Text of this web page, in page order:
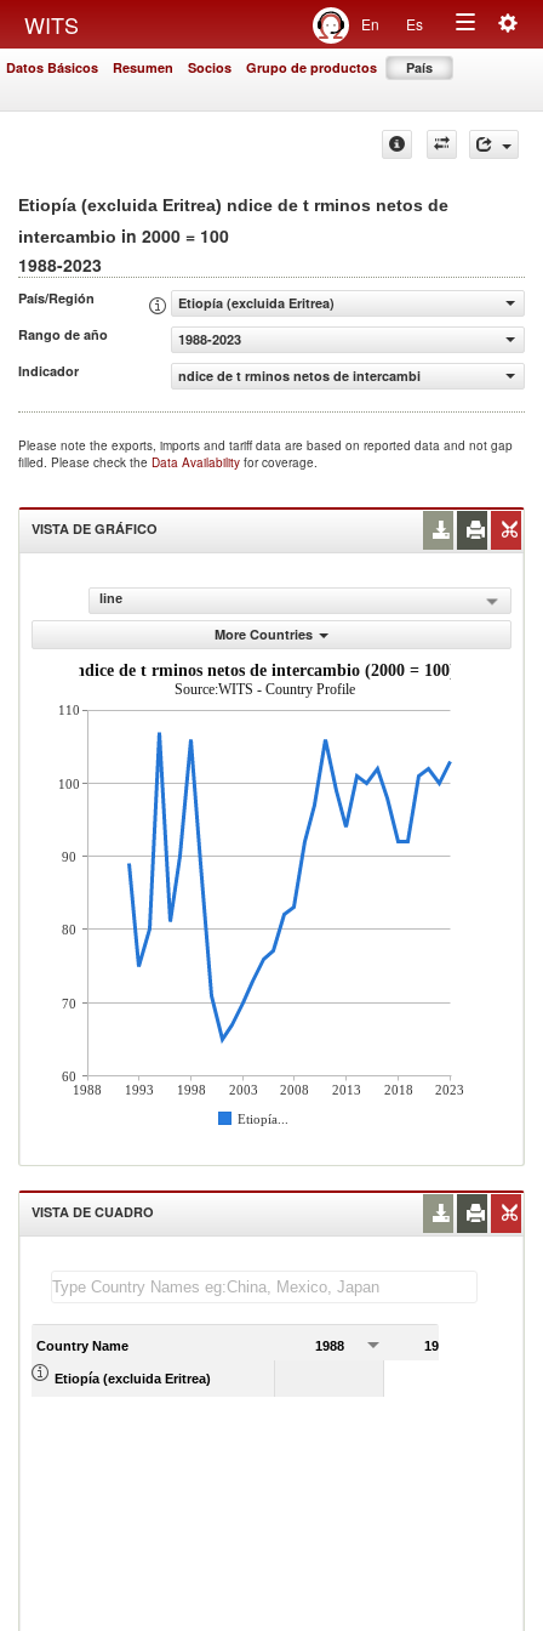
WITS En Es
Toggle
Datos Básicos Resumen Socios Grupo de productos País
Etiopía (excluida Eritrea) ndice de t rminos netos de
intercambio in 2000 = 100
1988-2023
País/Región
Etiopía (excluida Eritrea)
Rango de año
1988-2023
Indicador
ndice de t rminos netos de intercambio (2000 = 100)
Please note the exports, imports and tariff data are based on reported data and not gap
filled. Please check the Data Availability for coverage.
VISTA DE GRÁFICO
line
More Countries
ndice de t rminos netos de intercambio (2000 = 100)
Source:WITS - Country Profile
1988 1993 1998 2003 2008 2013 2018
2023
Etiopía...
110
100
90
80
70
60
VISTA DE CUADRO
Country Name 1988 1989
Etiopía (excluida Eritrea)